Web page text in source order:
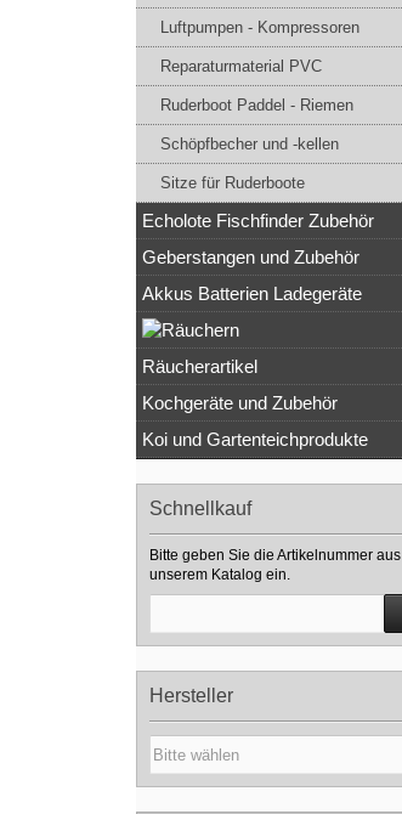
Luftpumpen - Kompressoren
Reparaturmaterial PVC
Ruderboot Paddel - Riemen
Schöpfbecher und -kellen
Sitze für Ruderboote
Echolote Fischfinder Zubehör
Geberstangen und Zubehör
Akkus Batterien Ladegeräte
Räucherartikel
Kochgeräte und Zubehör
Koi und Gartenteichprodukte
Schnellkauf
Bitte geben Sie die Artikelnummer aus
unserem Katalog ein.
Hersteller